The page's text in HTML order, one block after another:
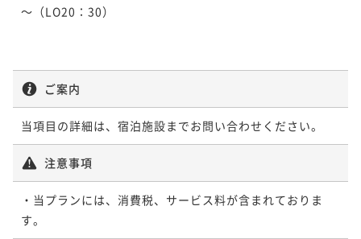
～（LO20：30）
ご案内
当項目の詳細は、宿泊施設までお問い合わせください。
注意事項
・当プランには、消費税、サービス料が含まれておりま